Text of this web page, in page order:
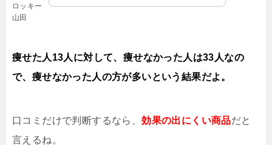
ロッキー
山田
痩せた人13人に対して、痩せなかった人は33人なの
で、痩せなかった人の方が多いという結果だよ。
口コミだけで判断するなら、効果の出にくい商品だと
言えるね。